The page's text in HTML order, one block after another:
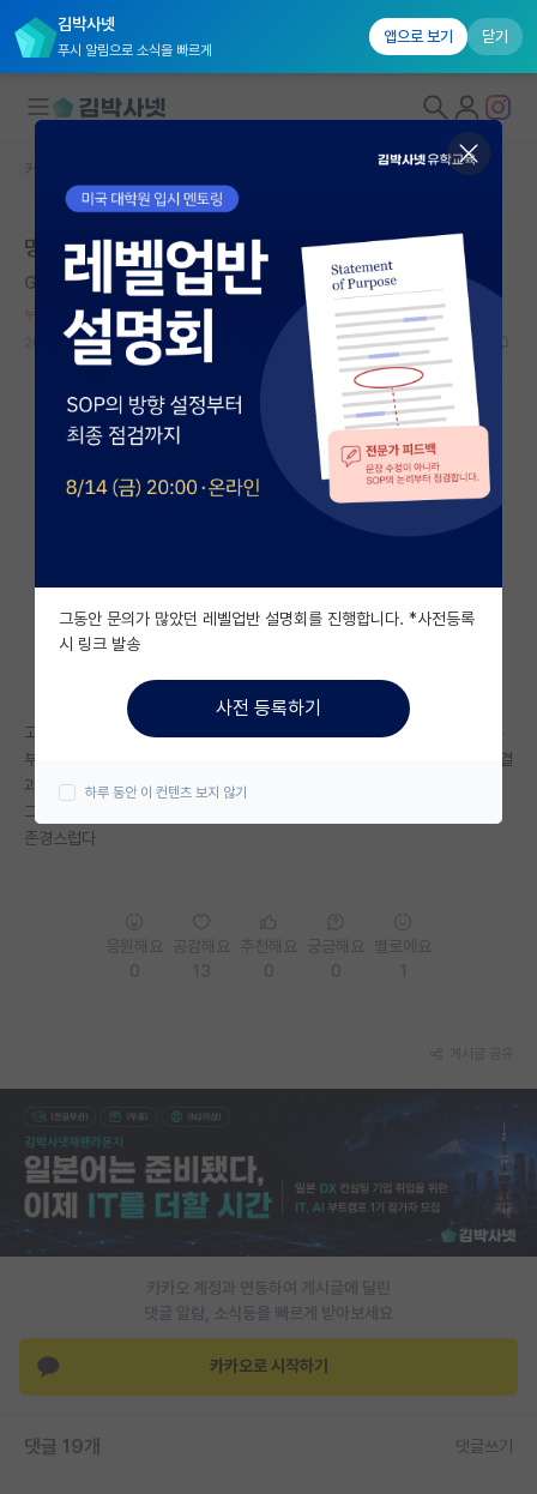
김박사넷
푸시 알림으로 소식을 빠르게
앱으로 보기 닫기
대학원생 모집
국내대학원 정보
연구실&오픈랩
커뮤니티
커뮤니티 홈
전체글보기
베스트 게시판
자유 게시판(아무개랩)
미국 유학 게시판
미국 대학원 합격 후기 게시판
대학원생 모집 게시판
연구실(PI) 홍보 게시판
PI 전용 게시판
인문사회 계열 게시판
특수/전문대학원 게시판
반도체/AI 게시판
장학금/장학생 게시판
홍보 게시판
커리어
커뮤니티 홈
명문대생들 존경한다
Gabriel Lippmann
누적 신고가 100개 이상인 사용자입니다.
2020.11.21
19 15802
고등학생때 노력이라면 노력했겠지만 벽을 넘지 못한것같다 효율적으로 공
부하지 못했고 그저 나는 될꺼야라는 성숙하지 못한 생각으로 수능첫다 그결
과 믿었던 과목들도 다 꽈락하고 난 수긍하고 지거국에 들어갔다....
그냥 유튜브에 1등급 학생들은 어디대학가는지 영상있길래 보고 글쓴다....
존경스럽다
카카오 계정과 연동하여 게시글에 달린
댓글 알람, 소식등을 빠르게 받아보세요
카카오로 시작하기
댓글 19개 댓글쓰기
그동안 문의가 많았던 레벨업반 설명회를 진행합니다. *사전등록
시 링크 발송
사전 등록하기
하루 동안 이 컨텐츠 보지 않기